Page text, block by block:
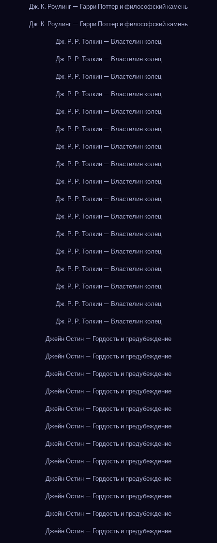
Дж. К. Роулинг — Гарри Поттер и философский камень
Дж. К. Роулинг — Гарри Поттер и философский камень
Дж. Р. Р. Толкин — Властелин колец
Дж. Р. Р. Толкин — Властелин колец
Дж. Р. Р. Толкин — Властелин колец
Дж. Р. Р. Толкин — Властелин колец
Дж. Р. Р. Толкин — Властелин колец
Дж. Р. Р. Толкин — Властелин колец
Дж. Р. Р. Толкин — Властелин колец
Дж. Р. Р. Толкин — Властелин колец
Дж. Р. Р. Толкин — Властелин колец
Дж. Р. Р. Толкин — Властелин колец
Дж. Р. Р. Толкин — Властелин колец
Дж. Р. Р. Толкин — Властелин колец
Дж. Р. Р. Толкин — Властелин колец
Дж. Р. Р. Толкин — Властелин колец
Дж. Р. Р. Толкин — Властелин колец
Дж. Р. Р. Толкин — Властелин колец
Дж. Р. Р. Толкин — Властелин колец
Джейн Остин — Гордость и предубеждение
Джейн Остин — Гордость и предубеждение
Джейн Остин — Гордость и предубеждение
Джейн Остин — Гордость и предубеждение
Джейн Остин — Гордость и предубеждение
Джейн Остин — Гордость и предубеждение
Джейн Остин — Гордость и предубеждение
Джейн Остин — Гордость и предубеждение
Джейн Остин — Гордость и предубеждение
Джейн Остин — Гордость и предубеждение
Джейн Остин — Гордость и предубеждение
Джейн Остин — Гордость и предубеждение